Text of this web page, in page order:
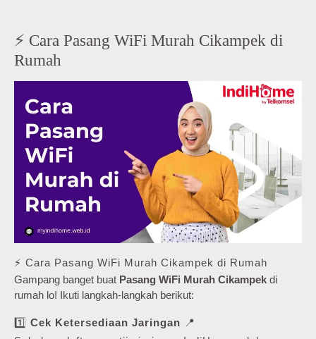
⚡ Cara Pasang WiFi Murah Cikampek di
Rumah
⚡ Cara Pasang WiFi Murah Cikampek di Rumah
Gampang banget buat Pasang WiFi Murah Cikampek di
rumah lo! Ikuti langkah-langkah berikut:
1️⃣ Cek Ketersediaan Jaringan 📍